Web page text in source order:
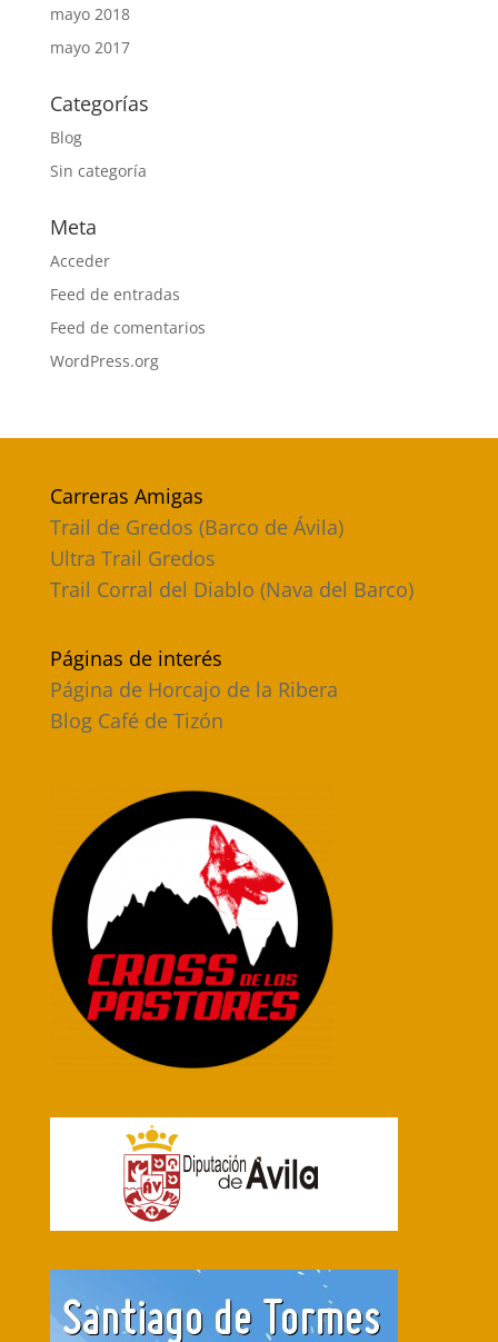
mayo 2018
mayo 2017
Categorías
Blog
Sin categoría
Meta
Acceder
Feed de entradas
Feed de comentarios
WordPress.org
Carreras Amigas
Trail de Gredos (Barco de Ávila)
Ultra Trail Gredos
Trail Corral del Diablo (Nava del Barco)
Páginas de interés
Página de Horcajo de la Ribera
Blog Café de Tizón